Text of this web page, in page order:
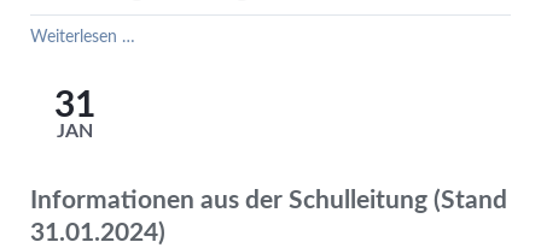
Weiterlesen …Schulhofgestaltung
31
JAN
Informationen aus der Schulleitung (Stand
31.01.2024)